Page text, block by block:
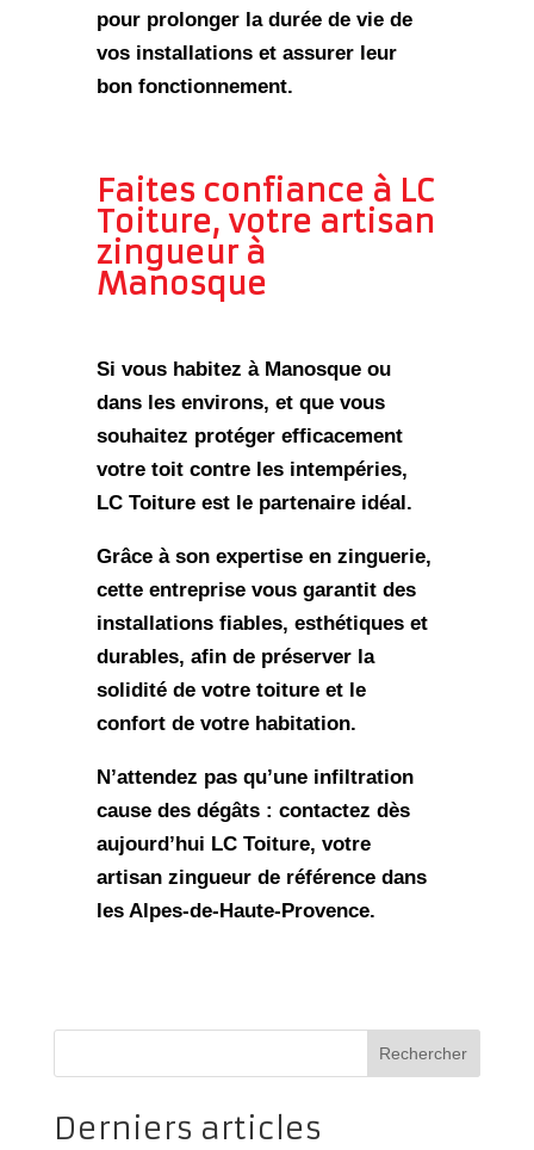
pour prolonger la durée de vie de
vos installations et assurer leur
bon fonctionnement.
Faites confiance à LC
Toiture, votre artisan
zingueur à
Manosque
Si vous habitez à Manosque ou
dans les environs, et que vous
souhaitez protéger efficacement
votre toit contre les intempéries,
LC Toiture est le partenaire idéal.
Grâce à son expertise en zinguerie,
cette entreprise vous garantit des
installations fiables, esthétiques et
durables, afin de préserver la
solidité de votre toiture et le
confort de votre habitation.
N’attendez pas qu’une infiltration
cause des dégâts : contactez dès
aujourd’hui LC Toiture, votre
artisan zingueur de référence dans
les Alpes-de-Haute-Provence.
Rechercher
Derniers articles